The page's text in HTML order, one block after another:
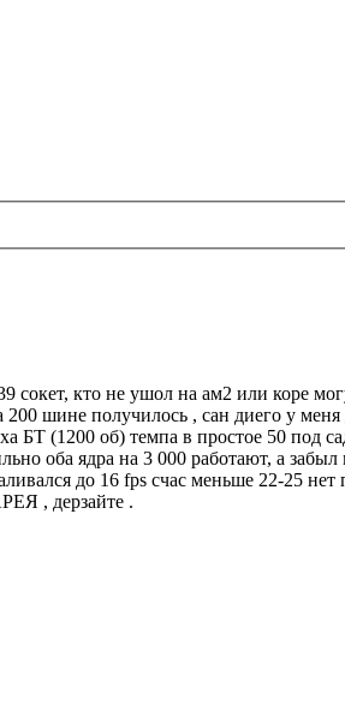
кто не ушол на ам2 или коре
шине получилось , сан диего у меня
БТ (1200 об) темпа в простое 50 под
оба ядра на 3 000 работают, а
до 16 fps счас меньше 22-25
, дерзайте .